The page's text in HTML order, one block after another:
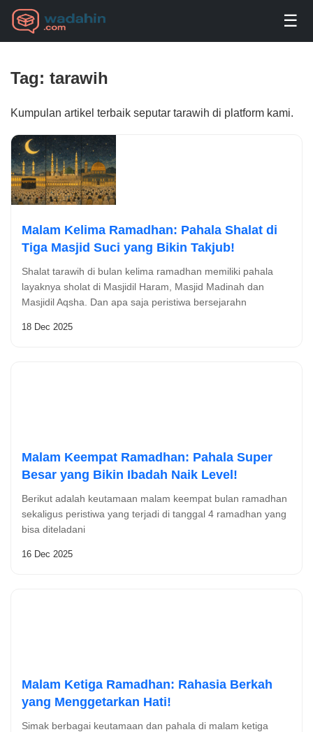
☰
Tag: tarawih
Kumpulan artikel terbaik seputar tarawih di platform kami.
Malam Kelima Ramadhan: Pahala Shalat di
Tiga Masjid Suci yang Bikin Takjub!
Shalat tarawih di bulan kelima ramadhan memiliki pahala
layaknya sholat di Masjidil Haram, Masjid Madinah dan
Masjidil Aqsha. Dan apa saja peristiwa bersejarahn
18 Dec 2025
Malam Keempat Ramadhan: Pahala Super
Besar yang Bikin Ibadah Naik Level!
Berikut adalah keutamaan malam keempat bulan ramadhan
sekaligus peristiwa yang terjadi di tanggal 4 ramadhan yang
bisa diteladani
16 Dec 2025
Malam Ketiga Ramadhan: Rahasia Berkah
yang Menggetarkan Hati!
Simak berbagai keutamaan dan pahala di malam ketiga